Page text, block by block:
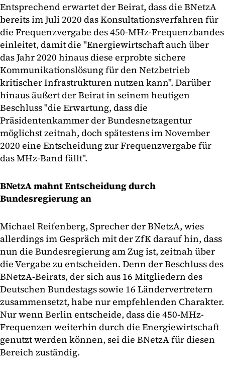
Entsprechend erwartet der Beirat, dass die BNetzA
bereits im Juli 2020 das Konsultationsverfahren für
die Frequenzvergabe des 450-MHz-Frequenzbandes
einleitet, damit die "Energiewirtschaft auch über
das Jahr 2020 hinaus diese erprobte sichere
Kommunikationslösung für den Netzbetrieb
kritischer Infrastrukturen nutzen kann". Darüber
hinaus äußert der Beirat in seinem heutigen
Beschluss "die Erwartung, dass die
Präsidentenkammer der Bundesnetzagentur
möglichst zeitnah, doch spätestens im November
2020 eine Entscheidung zur Frequenzvergabe für
das MHz-Band fällt".
BNetzA mahnt Entscheidung durch
Bundesregierung an
Michael Reifenberg, Sprecher der BNetzA, wies
allerdings im Gespräch mit der ZfK darauf hin, dass
nun die Bundesregierung am Zug ist, zeitnah über
die Vergabe zu entscheiden. Denn der Beschluss des
BNetzA-Beirats, der sich aus 16 Mitgliedern des
Deutschen Bundestags sowie 16 Ländervertretern
zusammensetzt, habe nur empfehlenden Charakter.
Nur wenn Berlin entscheide, dass die 450-MHz-
Frequenzen weiterhin durch die Energiewirtschaft
genutzt werden können, sei die BNetzA für diesen
Bereich zuständig.